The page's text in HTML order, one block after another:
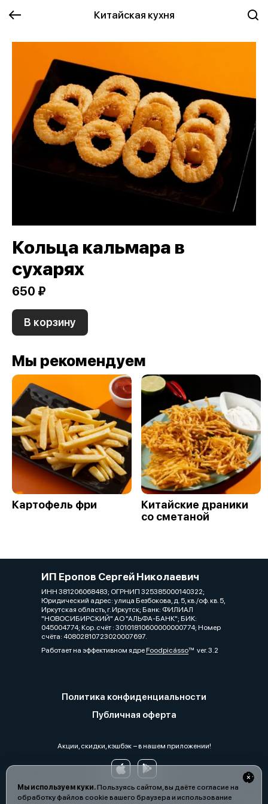
Китайская кухня
Мы используем куки.Пользуясь сайтом, вы даёте согласие на
обработку файлов cookie вашего браузера и использование
Кольца кальмара в
сухарях
650 ₽
В корзину
Мы рекомендуем
Картофель фри
Китайские драники
со сметаной
ИП Еропов Сергей Николаевич
ИНН 381206068483; ОГРНИП 325385000140322;
Юридический адрес: улица Безбокова, д. 5, кв./оф. кв. 5,
Иркутская область, г. Иркутск; Банк: ФИЛИАЛ
"НОВОСИБИРСКИЙ" АО "АЛЬФА-БАНК"; БИК:
045004774; Кор. счёт : 30101810600000000774; Номер
счёта: 40802810723020007697.
Работает на эффективном ядреFoodpicássover. 3.2
Политика конфиденциальности
Публичная оферта
Акции, скидки, кэшбэк − в нашем приложении!